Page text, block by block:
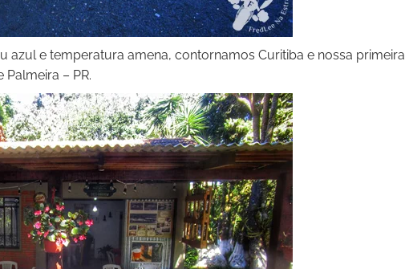
azul e temperatura amena, contornamos Curitiba e nossa primeira
– PR.